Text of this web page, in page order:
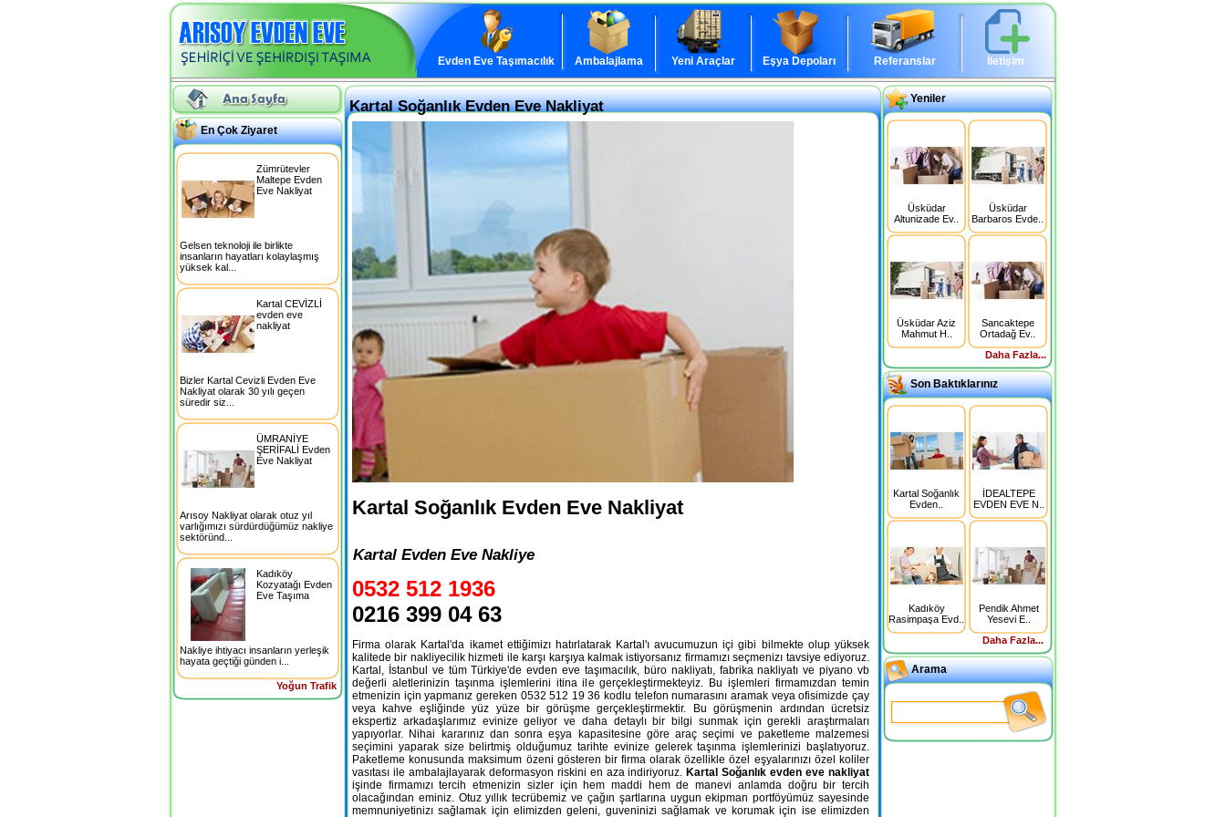
Evden Eve Taşımacılık Ambalajlama Yeni Araçlar Eşya Depoları Referanslar İletişim
En Çok Ziyaret
Zümrütevler
Maltepe Evden
Eve Nakliyat
Gelsen teknoloji ile birlikte
insanların hayatları kolaylaşmış
yüksek kal...
Kartal CEVİZLİ
evden eve
nakliyat
Bizler Kartal Cevizli Evden Eve
Nakliyat olarak 30 yılı geçen
süredir siz...
ÜMRANİYE
ŞERİFALİ Evden
Eve Nakliyat
Arısoy Nakliyat olarak otuz yıl
varlığımızı sürdürdüğümüz nakliye
sektöründ...
Kadıköy
Kozyatağı Evden
Eve Taşıma
Nakliye ihtiyacı insanların yerleşik
hayata geçtiği günden i...
Yoğun Trafik
Kartal Soğanlık Evden Eve Nakliyat
Kartal Soğanlık Evden Eve Nakliyat
Kartal Evden Eve Nakliye
0532 512 1936
0216 399 04 63
Firma olarak Kartal'da ikamet ettiğimizı hatırlatarak Kartal'ı avucumuzun içi gibi bilmekte olup yüksek
kalitede bir nakliyecilik hizmeti ile karşı karşıya kalmak istiyorsanız firmamızı seçmenizı tavsiye ediyoruz.
Kartal, İstanbul ve tüm Türkiye'de evden eve taşımacılık, büro nakliyatı, fabrika nakliyatı ve piyano vb
değerli aletlerinizin taşınma işlemlerini itina ile gerçekleştirmekteyiz. Bu işlemleri firmamızdan temin
etmenizin için yapmanız gereken 0532 512 19 36 kodlu telefon numarasını aramak veya ofisimizde çay
veya kahve eşliğinde yüz yüze bir görüşme gerçekleştirmektir. Bu görüşmenin ardından ücretsiz
ekspertiz arkadaşlarımız evinize geliyor ve daha detaylı bir bilgi sunmak için gerekli araştırmaları
yapıyorlar. Nihai kararınız dan sonra eşya kapasitesine göre araç seçimi ve paketleme malzemesi
seçimini yaparak size belirtmiş olduğumuz tarihte evinize gelerek taşınma işlemlerinizi başlatıyoruz.
Paketleme konusunda maksimum özeni gösteren bir firma olarak özellikle özel eşyalarınızı özel koliler
vasıtası ile ambalajlayarak deformasyon riskini en aza indiriyoruz. Kartal Soğanlık evden eve nakliyat
işinde firmamızı tercih etmenizin sizler için hem maddi hem de manevi anlamda doğru bir tercih
olacağından eminiz. Otuz yıllık tecrübemiz ve çağın şartlarına uygun ekipman portföyümüz sayesinde
memnuniyetinizı sağlamak için elimizden geleni, guveninizi sağlamak ve korumak için ise elimizden
Yeniler
Üsküdar
Altunizade Ev..
Üsküdar
Barbaros Evde..
Üsküdar Aziz
Mahmut H..
Sancaktepe
Ortadağ Ev..
Daha Fazla...
Son Baktıklarınız
Kartal Soğanlık
Evden..
İDEALTEPE
EVDEN EVE N..
Kadıköy
Rasimpaşa Evd..
Pendik Ahmet
Yesevi E..
Daha Fazla...
Arama